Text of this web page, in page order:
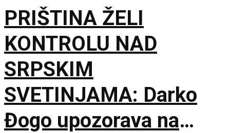
PRIŠTINA ŽELI
KONTROLU NAD
SRPSKIM
SVETINJAMA: Darko
Đogo upozorava na